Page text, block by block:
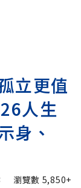
立更值
人生
身、
瀏覽數 5,850+